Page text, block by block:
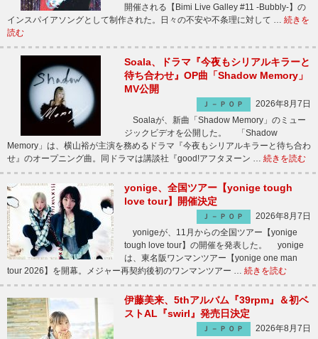
開催される【Bimi Live Galley #11 -Bubbly-】の
インスパイアソングとして制作された。日々の不安や不条理に対して … 続きを
読む
Soala、ドラマ『今夜もシリアルキラーと
待ち合わせ』OP曲「Shadow Memory」
MV公開
Ｊ－ＰＯＰ
2026年8月7日
Soalaが、新曲「Shadow Memory」のミュー
ジックビデオを公開した。 「Shadow
Memory」は、横山裕が主演を務めるドラマ『今夜もシリアルキラーと待ち合わ
せ』のオープニング曲。同ドラマは講談社『good!アフタヌーン … 続きを読む
yonige、全国ツアー【yonige tough
love tour】開催決定
Ｊ－ＰＯＰ
2026年8月7日
yonigeが、11月からの全国ツアー【yonige
tough love tour】の開催を発表した。 yonige
は、東名阪ワンマンツアー【yonige one man
tour 2026】を開幕。メジャー再契約後初のワンマンツアー … 続きを読む
伊藤美来、5thアルバム『39rpm』＆初ベ
ストAL『swirl』発売日決定
Ｊ－ＰＯＰ
2026年8月7日